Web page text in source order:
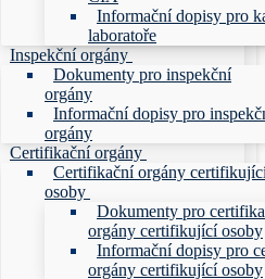
Informační dopisy pro
laboratoře
Inspekční orgány
Dokumenty pro inspekční
orgány
Informační dopisy pro
orgány
Certifikační orgány
Certifikační orgány
osoby
Dokumenty pro
orgány certifikující osoby
Informační dopisy pro
orgány certifikující osoby